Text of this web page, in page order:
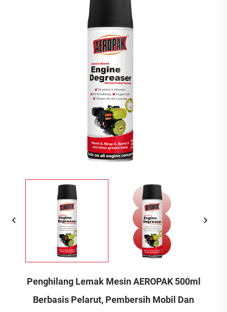
Penghilang Lemak Mesin AEROPAK 500ml
Berbasis Pelarut, Pembersih Mobil Dan